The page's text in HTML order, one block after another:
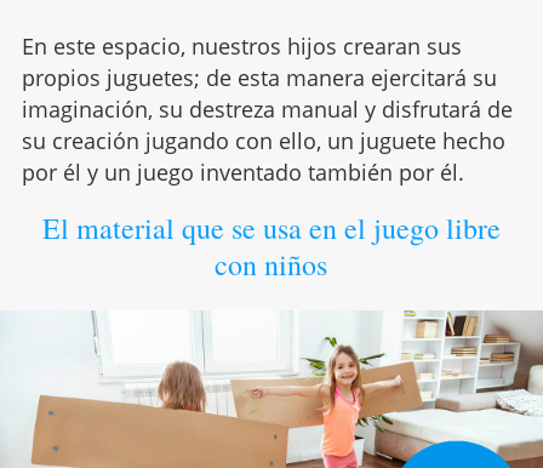
En este espacio, nuestros hijos crearan sus
propios juguetes; de esta manera ejercitará su
imaginación, su destreza manual y disfrutará de
su creación jugando con ello, un juguete hecho
por él y un juego inventado también por él.
El material que se usa en el juego libre
con niños